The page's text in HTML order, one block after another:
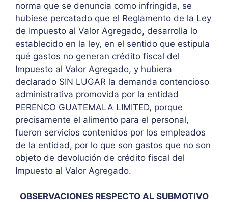
norma que se denuncia como infringida, se
hubiese percatado que el Reglamento de la Ley
de Impuesto al Valor Agregado, desarrolla lo
establecido en la ley, en el sentido que estipula
qué gastos no generan crédito fiscal del
Impuesto al Valor Agregado, y hubiera
declarado SIN LUGAR la demanda contencioso
administrativa promovida por la entidad
PERENCO GUATEMALA LIMITED, porque
precisamente el alimento para el personal,
fueron servicios contenidos por los empleados
de la entidad, por lo que son gastos que no son
objeto de devolución de crédito fiscal del
Impuesto al Valor Agregado.
OBSERVACIONES RESPECTO AL SUBMOTIVO